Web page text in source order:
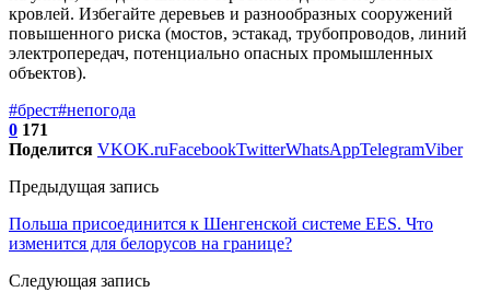
кровлей. Избегайте деревьев и разнообразных сооружений
повышенного риска (мостов, эстакад, трубопроводов, линий
электропередач, потенциально опасных промышленных
объектов).
#брест#непогода
0 171
Поделится VKOK.ruFacebookTwitterWhatsAppTelegramViber
Предыдущая запись
Польша присоединится к Шенгенской системе EES. Что
изменится для белорусов на границе?
Следующая запись